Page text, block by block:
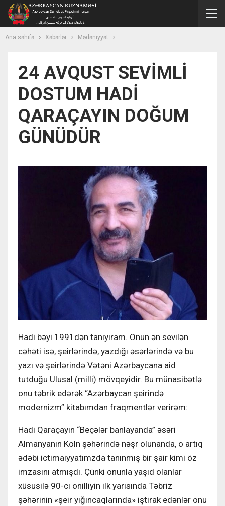
Ana səhifə Xəbərlər Mədəniyyət
24 AVQUST SEVİMLİ
DOSTUM HADİ
QARAÇAYIN DOĞUM
GÜNÜDÜR
Hadi bəyi 1991dən tanıyıram. Onun ən sevilən
cəhəti isə, şeirlərində, yazdığı əsərlərində və bu
yazı və şeirlərində Vətəni Azərbaycana aid
tutduğu Ulusal (milli) mövqeyidir. Bu münasibətlə
onu təbrik edərək “Azərbaycan şeirində
modernizm” kitabımdan fraqmentlər verirəm:
Hadi Qaraçayın “Beçələr banlayanda” əsəri
Almanyanın Koln şəhərində nəşr olunanda, o artıq
ədəbi ictimaiyyatımzda tanınmış bir şair kimi öz
imzasını atmışdı. Çünki onunla yaşıd olanlar
xüsusilə 90-cı onilliyin ilk yarısında Təbriz
şəhərinin «şeir yığıncaqlarında» iştirak edənlər onu